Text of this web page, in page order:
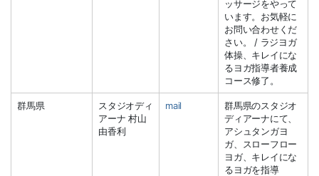
ッサージをやって
います。お気軽に
お問い合わせくだ
さい。 / ラジヨガ
体操、キレイにな
るヨガ指導者養成
コース修了。
群馬県
スタジオディ
アーナ 村山
由香利
mail
群馬県のスタジオ
ディアーナにて、
アシュタンガヨ
ガ、スローフロー
ヨガ、キレイにな
るヨガを指導